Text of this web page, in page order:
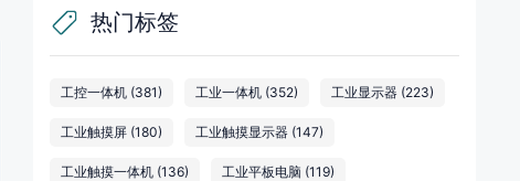
热门标签
工控一体机(381) 工业一体机(352) 工业显示器(223)
工业触摸屏(180) 工业触摸显示器(147)
工业触摸一体机(136) 工业平板电脑 (119)